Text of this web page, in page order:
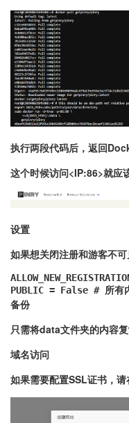
执行两段代码后，返回
这个时候访问<IP:86>就应
设置
如果想关闭注册和游客不可
PUBLIC = False # 所有
备份
只需将data文件夹的内容
域名访问
如果需要配置SSL证书，请